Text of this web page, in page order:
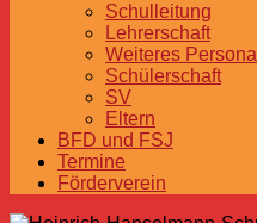
Schulleitung
Lehrerschaft
Weiteres Personal
Schülerschaft
SV
Eltern
BFD und FSJ
Termine
Förderverein